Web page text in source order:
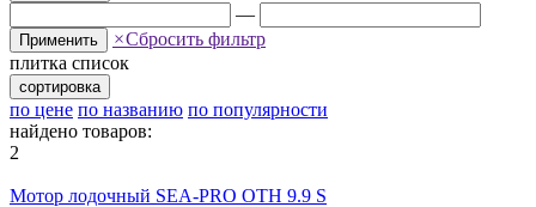
—
Применить ×Сбросить фильтр
плитка список
сортировка
по цене по названию по популярности
найдено товаров:
2
Мотор лодочный SEA-PRO OTH 9.9 S